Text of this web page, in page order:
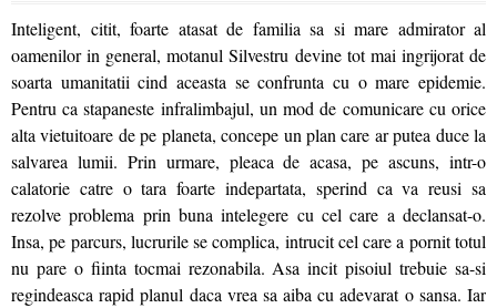
Inteligent, citit, foarte atasat de familia sa si mare admirator al
oamenilor in general, motanul Silvestru devine tot mai ingrijorat de
soarta umanitatii cind aceasta se confrunta cu o mare epidemie.
Pentru ca stapaneste infralimbajul, un mod de comunicare cu orice
alta vietuitoare de pe planeta, concepe un plan care ar putea duce la
salvarea lumii. Prin urmare, pleaca de acasa, pe ascuns, intr-o
calatorie catre o tara foarte indepartata, sperind ca va reusi sa
rezolve problema prin buna intelegere cu cel care a declansat-o.
Insa, pe parcurs, lucrurile se complica, intrucit cel care a pornit totul
nu pare o fiinta tocmai rezonabila. Asa incit pisoiul trebuie sa-si
regindeasca rapid planul daca vrea sa aiba cu adevarat o sansa. Iar